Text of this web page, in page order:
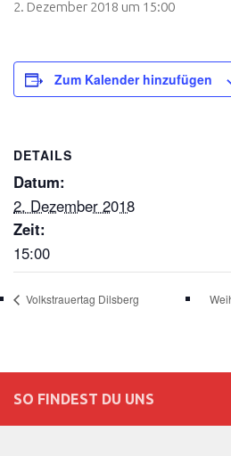
2. Dezember 2018 um 15:00
Zum Kalender hinzufügen
DETAILS
Datum:
2. Dezember 2018
Zeit:
15:00
Volkstrauertag Dilsberg
SO FINDEST DU UNS